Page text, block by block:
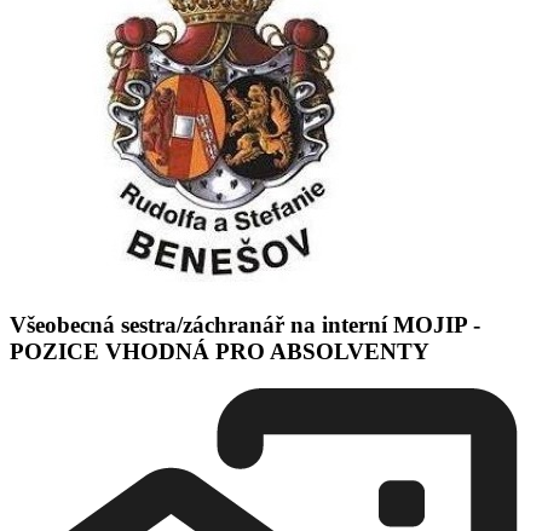
Všeobecná sestra/záchranář na interní MOJIP -
POZICE VHODNÁ PRO ABSOLVENTY